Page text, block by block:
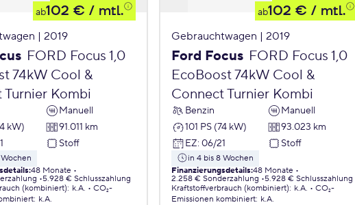
ab102 € / mtl.
| 2019
FORD Focus 1,0
74kW Cool &
Turnier Kombi
Manuell
kW)
91.011 km
Stoff
:48 Monate
5.928 € Schlusszahlung
(kombiniert): k.A.
CO₂-
: k.A.
ab102 € / mtl.
Gebrauchtwagen | 2019
Ford Focus FORD Focus 1,0
EcoBoost 74kW Cool &
Connect Turnier Kombi
Benzin
Manuell
101 PS (74 kW)
93.023 km
EZ: 06/21 Stoff
in 4 bis 8 Wochen
Finanzierungsdetails:48 Monate
2.258 € Sonderzahlung 5.928 € Schlusszahlung
Kraftstoffverbrauch (kombiniert): k.A.
CO₂-
Emissionen kombiniert: k.A.